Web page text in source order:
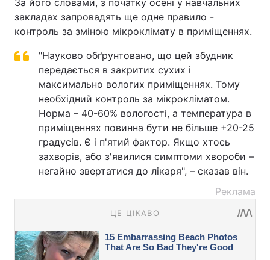
За його словами, з початку осені у навчальних
закладах запровадять ще одне правило -
контроль за зміною мікроклімату в приміщеннях.
"Науково обґрунтовано, що цей збудник
передається в закритих сухих і
максимально вологих приміщеннях. Тому
необхідний контроль за мікрокліматом.
Норма – 40-60% вологості, а температура в
приміщеннях повинна бути не більше +20-25
градусів. Є і п'ятий фактор. Якщо хтось
захворів, або з'явилися симптоми хвороби –
негайно звертатися до лікаря", – сказав він.
Реклама